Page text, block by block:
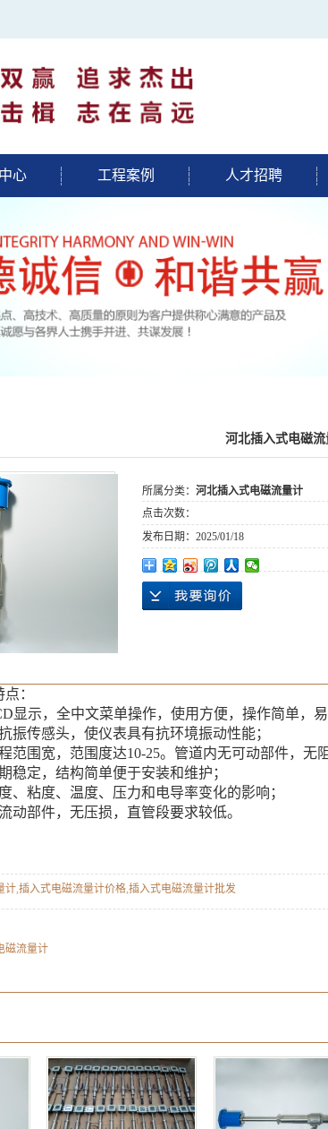
心 工程案例 人才招聘
河北插入式电磁流
所属分类： 河北插入式电磁流量计
点击次数：
发布日期： 2025/01/18
点：
显示，全中文菜单操作，使用方便，操作简单，易
振传感头，使仪表具有抗环境振动性能；
范围宽，范围度达10-25。管道内无可动部件，无
稳定，结构简单便于安装和维护；
、粘度、温度、压力和电导率变化的影响；
动部件，无压损，直管段要求较低。
计,插入式电磁流量计价格,插入式电磁流量计批发
磁流量计